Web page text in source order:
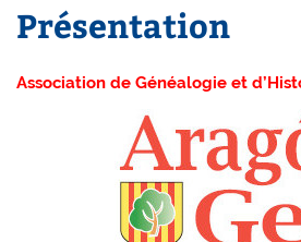
Présentation
Association de Généalogie et